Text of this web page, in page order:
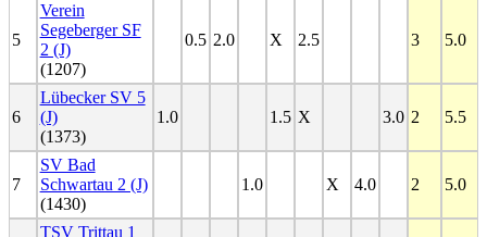
5
Verein
Segeberger SF
2 (J)
(1207)
0.5 2.0 X 2.5 3 5.0
6
Lübecker SV 5
(J)
(1373)
1.0 1.5 X 3.0 2 5.5
7
SV Bad
Schwartau 2 (J)
(1430)
1.0 X 4.0 2 5.0
TSV Trittau 1